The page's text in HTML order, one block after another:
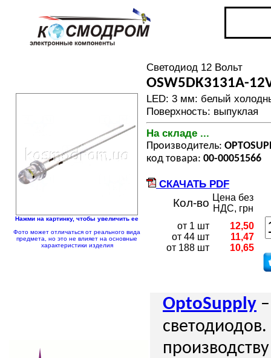
Нажми на картинку, чтобы увеличить ее
Фото может отличаться от реального вида
предмета, но это не влияет на основные
характеристики изделия
Светодиод 12 Вольт
OSW5DK3131A-
LED: 3 мм: белый
Поверхность: выпуклая
На складе ...
Производитель:
код товара: 00-00051566
СКАЧАТЬ PDF
Кол-во Цена без
НДС, грн
от 1 шт
от 44 шт
от 188 шт
12,50
11,47
10,65
OptoSupply